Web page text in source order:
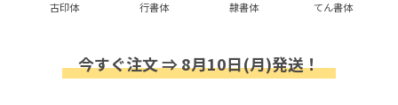
古印体 行書体 隷書体 てん書体
今すぐ注文 ⇒ 8月10日(月)発送！